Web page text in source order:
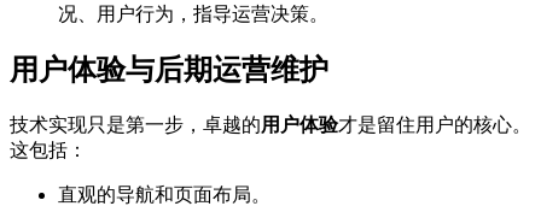
况、用户行为，指导运营决策。
用户体验与后期运营维护
技术实现只是第一步，卓越的用户体验才是留住用户的核心。
这包括：
直观的导航和页面布局。